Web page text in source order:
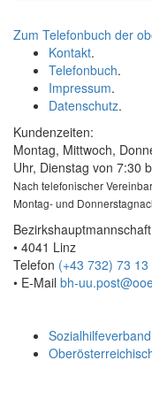
Zum Telefonbuch der
Kontakt.
Telefonbuch.
Impressum.
Datenschutz.
Kundenzeiten:
Montag, Mittwoch,
Uhr, Dienstag von 7:30
Nach telefonischer
Montag- und
• 4041 Linz
Telefon (+43 732) 73 13
• E-Mail bh-